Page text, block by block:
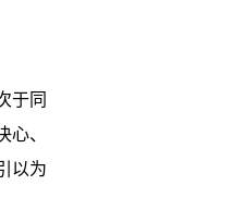
于同
心、
以为